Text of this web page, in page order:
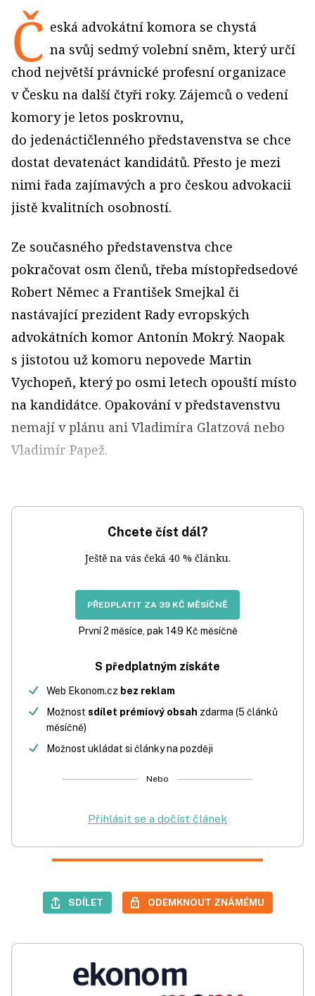
Č eská advokátní komora se chystá
na svůj sedmý volební sněm, který určí
chod největší právnické profesní organizace
v Česku na další čtyři roky. Zájemců o vedení
komory je letos poskrovnu,
do jedenáctičlenného představenstva se chce
dostat devatenáct kandidátů. Přesto je mezi
nimi řada zajímavých a pro českou advokacii
jistě kvalitních osobností.
Ze současného představenstva chce
pokračovat osm členů, třeba místopředsedové
Robert Němec a František Smejkal či
nastávající prezident Rady evropských
advokátních komor Antonín Mokrý. Naopak
s jistotou už komoru nepovede Martin
Vychopeň, který po osmi letech opouští místo
na kandidátce. Opakování v představenstvu
nemají v plánu ani Vladimíra Glatzová nebo
Vladimír Papež.
Chcete číst dál?
Ještě na vás čeká 40 % článku.
PŘEDPLATIT ZA 39 KČ MĚSÍČNĚ
První 2 měsíce, pak 149 Kč měsíčně
S předplatným získáte
Web Ekonom.cz bez reklam
Možnost sdílet prémiový obsah zdarma (5 článků
měsíčně)
Možnost ukládat si články na později
Nebo
Přihlásit se a dočíst článek
SDÍLET ODEMKNOUT ZNÁMÉMU